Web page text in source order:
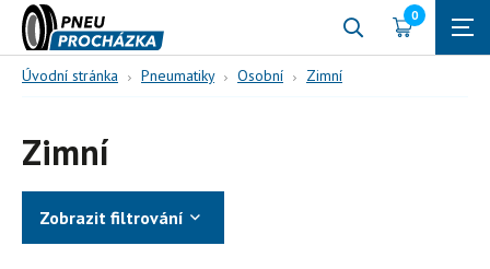
0
Úvodní stránka Pneumatiky Osobní Zimní
Zimní
Zobrazit filtrování